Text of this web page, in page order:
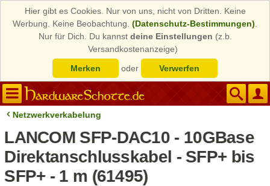
Hier gibt es Cookies. Nur von uns, nicht von Dritten. Keine
Werbung. Keine Beobachtung. (Datenschutz-Bestimmungen)
Nur für Dich. Du kannst deine Einstellungen (z.b.
Versandkostenanzeige)
Merken
oder Verwerfen
Netzwerkverkabelung
LANCOM SFP-DAC10 - 10GBase
Direktanschlusskabel - SFP+ bis
SFP+ - 1 m (61495)